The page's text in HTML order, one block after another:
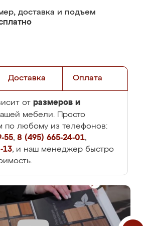
доставка и подъем
Доставка Оплата
от размеров и
мебели. Просто
по любому из телефонов:
55, 8 (495) 665-24-01,
13, и наш менеджер быстро